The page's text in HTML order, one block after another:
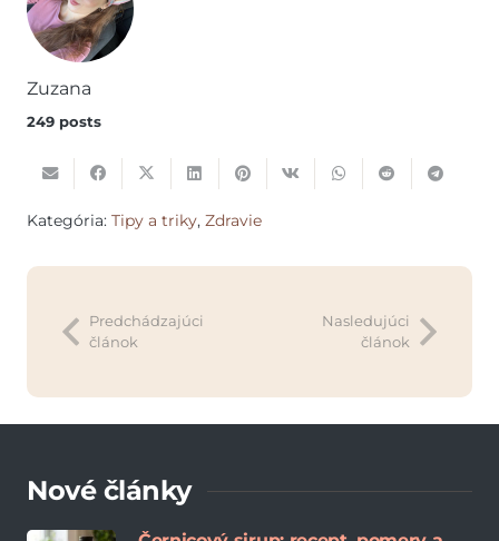
Zuzana
249 posts
Kategória: Tipy a triky, Zdravie
Predchádzajúci
článok
Nasledujúci
článok
Nové články